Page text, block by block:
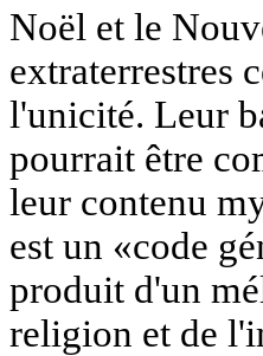
Noël et le
extraterrestres
l'unicité. Leur
pourrait être
leur contenu
est un «code
produit d'un
religion et de